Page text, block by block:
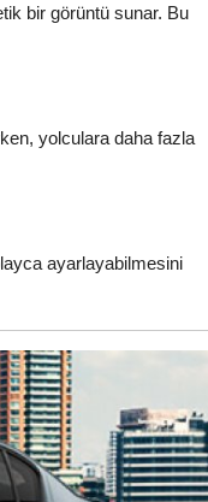
bir görüntü sunar. Bu
yolculara daha fazla
ayarlayabilmesini